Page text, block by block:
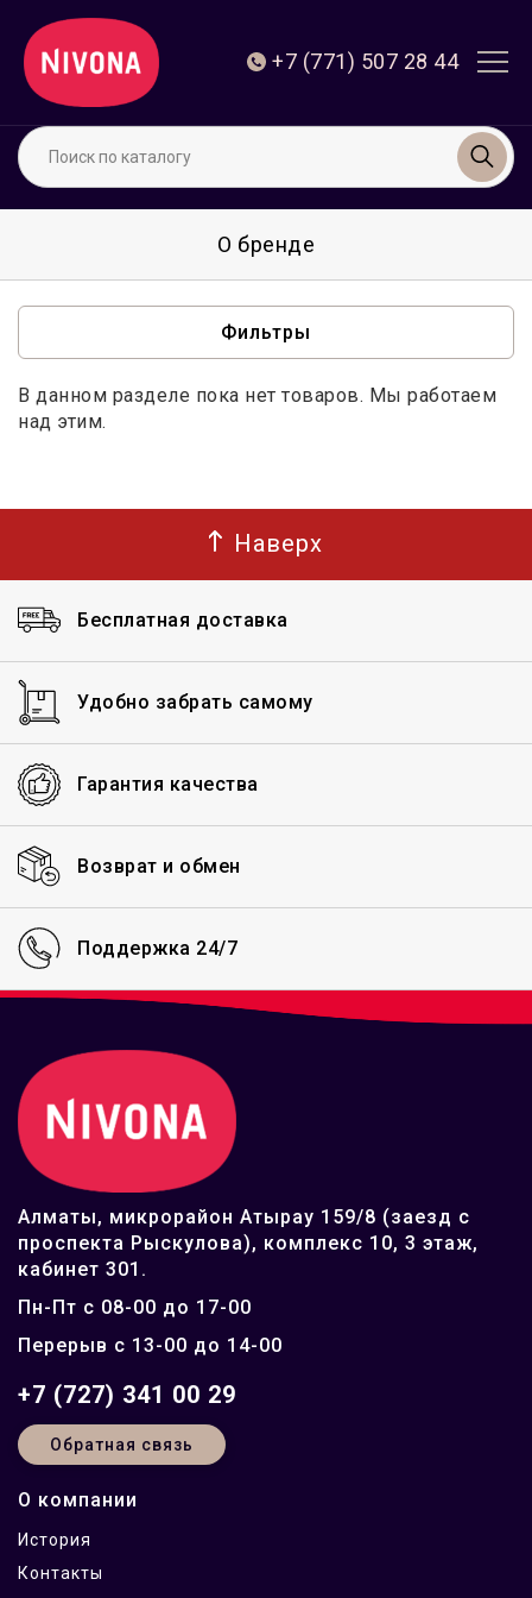
+7 (771) 507 28 44
О бренде
Фильтры
В данном разделе пока нет товаров. Мы работаем
над этим.
Наверх
Бесплатная доставка
Удобно забрать самому
Гарантия качества
Возврат и обмен
Поддержка 24/7
Алматы, микрорайон Атырау 159/8 (заезд с
проспекта Рыскулова), комплекс 10, 3 этаж,
кабинет 301.
Пн-Пт с 08-00 до 17-00
Перерыв с 13-00 до 14-00
+7 (727) 341 00 29
Обратная связь
О компании
История
Контакты